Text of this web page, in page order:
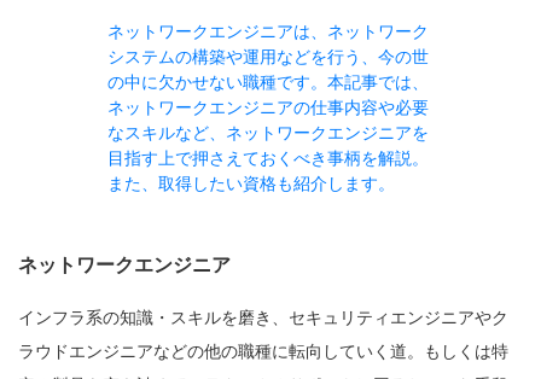
ネットワークエンジニアは、ネットワーク
システムの構築や運用などを行う、今の世
の中に欠かせない職種です。本記事では、
ネットワークエンジニアの仕事内容や必要
なスキルなど、ネットワークエンジニアを
目指す上で押さえておくべき事柄を解説。
また、取得したい資格も紹介します。
ネットワークエンジニア
インフラ系の知識・スキルを磨き、セキュリティエンジニアやク
ラウドエンジニアなどの他の職種に転向していく道。もしくは特